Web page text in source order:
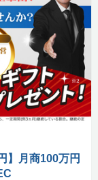
】月商100万円